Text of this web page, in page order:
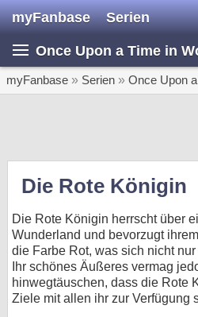
myFanbase Serien
Once Upon a Time in
myFanbase » Serien » Once Upon
Die Rote Königin
Die Rote Königin herrscht über
Wunderland und bevorzugt
die Farbe Rot, was sich nicht
Ihr schönes Äußeres vermag
hinwegtäuschen, dass die Rote
Ziele mit allen ihr zur Verfügung
Serie
Home
SERIEN
KULTUR
SERVICE